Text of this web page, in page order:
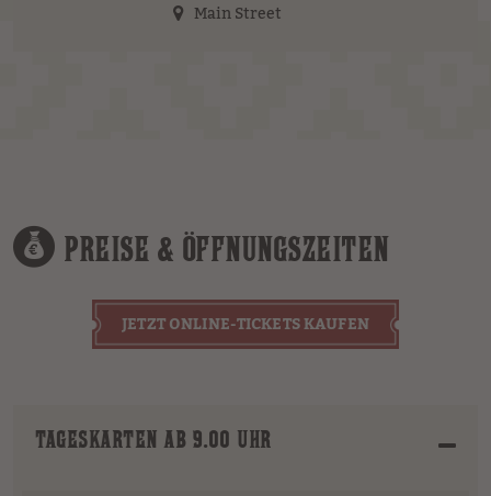
Main Street
PREISE & ÖFFNUNGSZEITEN
JETZT ONLINE-TICKETS KAUFEN
TAGESKARTEN AB 9.00 UHR